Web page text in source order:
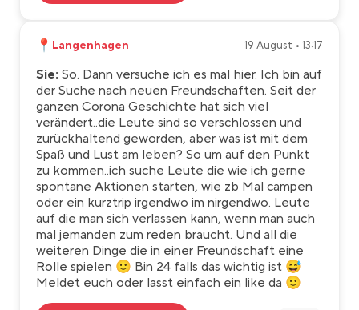
📍 Langenhagen 19 August • 13:17
Sie: So. Dann versuche ich es mal hier. Ich bin auf
der Suche nach neuen Freundschaften. Seit der
ganzen Corona Geschichte hat sich viel
verändert..die Leute sind so verschlossen und
zurückhaltend geworden, aber was ist mit dem
Spaß und Lust am leben? So um auf den Punkt
zu kommen..ich suche Leute die wie ich gerne
spontane Aktionen starten, wie zb Mal campen
oder ein kurztrip irgendwo im nirgendwo. Leute
auf die man sich verlassen kann, wenn man auch
mal jemanden zum reden braucht. Und all die
weiteren Dinge die in einer Freundschaft eine
Rolle spielen 🙂 Bin 24 falls das wichtig ist 😅
Meldet euch oder lasst einfach ein like da 🙂